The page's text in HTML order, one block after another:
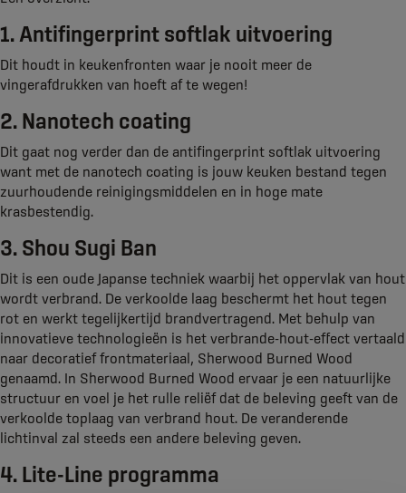
1. Antifingerprint softlak uitvoering
Dit houdt in keukenfronten waar je nooit meer de
vingerafdrukken van hoeft af te wegen!
2. Nanotech coating
Dit gaat nog verder dan de antifingerprint softlak uitvoering
want met de nanotech coating is jouw keuken bestand tegen
zuurhoudende reinigingsmiddelen en in hoge mate
krasbestendig.
3. Shou Sugi Ban
Dit is een oude Japanse techniek waarbij het oppervlak van hout
wordt verbrand. De verkoolde laag beschermt het hout tegen
rot en werkt tegelijkertijd brandvertragend. Met behulp van
innovatieve technologieën is het verbrande-hout-effect vertaald
naar decoratief frontmateriaal, Sherwood Burned Wood
genaamd. In Sherwood Burned Wood ervaar je een natuurlijke
structuur en voel je het rulle reliëf dat de beleving geeft van de
verkoolde toplaag van verbrand hout. De veranderende
lichtinval zal steeds een andere beleving geven.
4. Lite-Line programma